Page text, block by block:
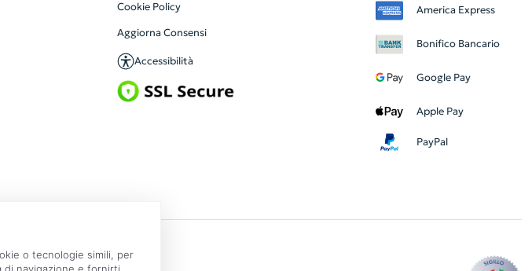
Cookie Policy
Aggiorna Consensi
Accessibilità
America Express
Bonifico Bancario
Google Pay
Apple Pay
PayPal